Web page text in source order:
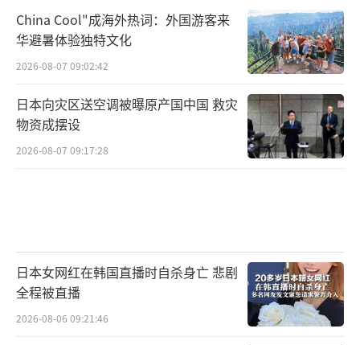
挑战。也让我们得以进一步发展反制无人武器
的各种技术手段。这些成果有不少就在前段时
间的第15届
中国航展
中首次亮相，而这也是外界认为中国的电
经成为了一个硬币的两面，互相期望打败对
方，但同时也对另一边掌握的技术与实力心知
肚明。知道一旦双方真的开始刀兵相见，没有
China Cool"成海外热词：外国游客来
华避暑体验独特文化
2026-08-07 09:02:42
日本向灾区送空调被曝原产国中国 救灾
物资成摆设
2026-08-07 09:17:28
日本女网红在韩国直播时自杀身亡 悲剧
全程被直播
2026-08-06 09:21:46